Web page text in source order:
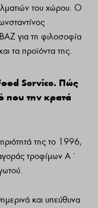
του χώρου. O
για τη φιλοσοφία
τα προϊόντα της.
Service. Πώς
που την κρατά
της το 1996,
τροφίμων Α΄
και υπεύθυνα